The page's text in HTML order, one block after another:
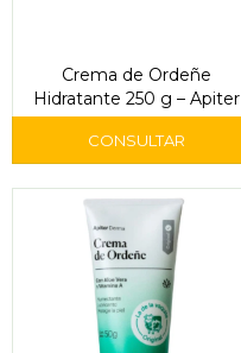
Crema de Ordeñe
Hidratante 250 g – Apiter